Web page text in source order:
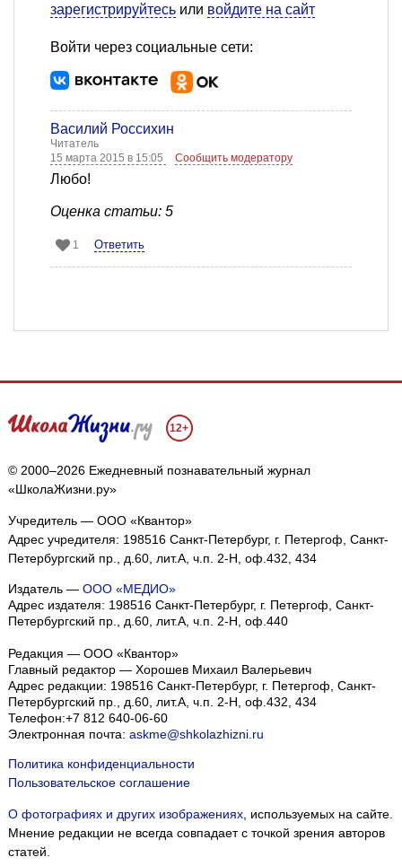
зарегистрируйтесь или войдите на сайт
Войти через социальные сети:
Василий Россихин
Читатель
15 марта 2015 в 15:05
Сообщить модератору
Любо!
Оценка статьи: 5
1 Ответить
12+
© 2000–2026 Ежедневный познавательный журнал
«ШколаЖизни.ру»
Учредитель — ООО «Квантор»
Адрес учредителя: 198516 Санкт-Петербург, г. Петергоф, Санкт-
Петербургский пр., д.60, лит.А, ч.п. 2-Н, оф.432, 434
Издатель — ООО «МЕДИО»
Адрес издателя: 198516 Санкт-Петербург, г. Петергоф, Санкт-
Петербургский пр., д.60, лит.А, ч.п. 2-Н, оф.440
Редакция — ООО «Квантор»
Главный редактор — Хорошев Михаил Валерьевич
Адрес редакции: 198516 Санкт-Петербург, г. Петергоф Санкт-
Петербургский пр., д.60, лит.А, ч.п. 2-Н, оф.432, 434
Телефон:+7 812 640-06-60
Электронная почта: askme@shkolazhizni.ru
Политика конфиденциальности
Пользовательское соглашение
О фотографиях и других изображениях, используемых на сайте.
Мнение редакции не всегда совпадает с точкой зрения авторов
статей.